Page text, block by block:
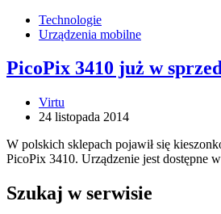
Technologie
Urządzenia mobilne
PicoPix 3410 już w
Virtu
24 listopada 2014
W polskich sklepach pojawił się
PicoPix 3410. Urządzenie jest dostępne
Szukaj w serwisie